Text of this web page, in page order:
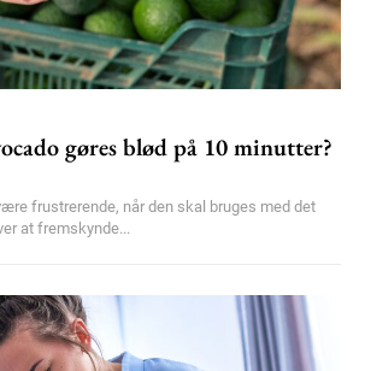
gøres blød på 10 minutter?
frustrerende, når den skal bruges med det
at fremskynde...